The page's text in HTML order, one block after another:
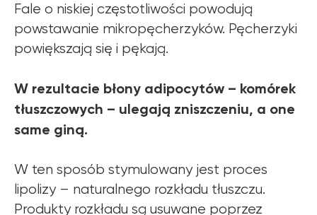
Fale o niskiej częstotliwości powodują
powstawanie mikropęcherzyków. Pęcherzyki
powiększają się i pękają.
W rezultacie błony adipocytów – komórek
tłuszczowych – ulegają zniszczeniu, a one
same giną.
W ten sposób stymulowany jest proces
lipolizy – naturalnego rozkładu tłuszczu.
Produkty rozkładu są usuwane poprzez